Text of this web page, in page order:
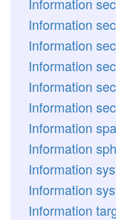
Information
Information
Information
Information
Information
Information
Information
Information
Information
Information